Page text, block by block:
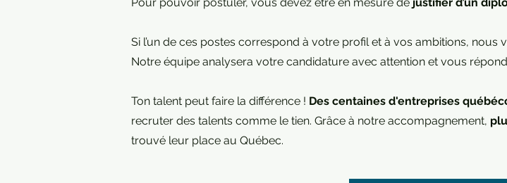
Si l’un de ces postes correspond à votre profil et à vos ambitions, nous
Notre équipe analysera votre candidature avec attention et vous
Ton talent peut faire la différence ! Des centaines d'entreprises
recruter des talents comme le tien. Grâce à notre accompagnement,
trouvé leur place au Québec.